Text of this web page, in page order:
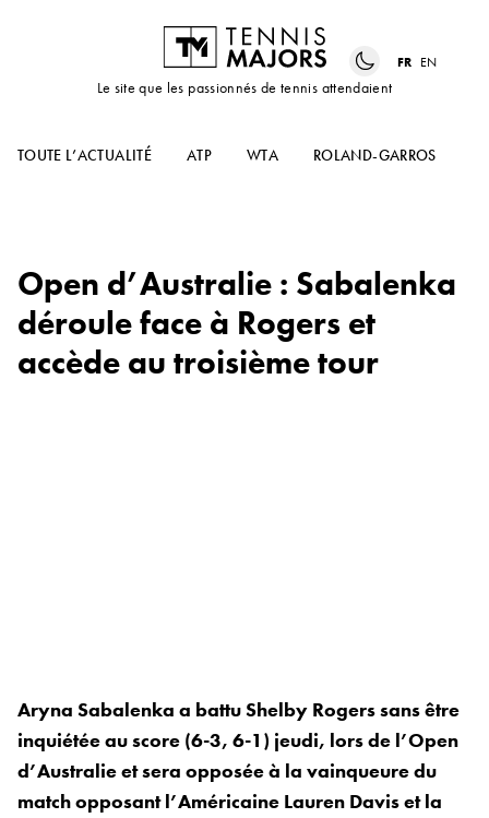
Le site que les passionnés de tennis attendaient
FR EN
TOUTE L’ACTUALITÉ ATP WTA ROLAND-GARROS
Open d’Australie : Sabalenka
déroule face à Rogers et
accède au troisième tour
Aryna Sabalenka a battu Shelby Rogers sans être
inquiétée au score (6-3, 6-1) jeudi, lors de l’Open
d’Australie et sera opposée à la vainqueure du
match opposant l’Américaine Lauren Davis et la